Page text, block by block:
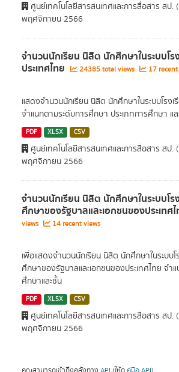
ศูนย์เทคโนโลยีสารสนเทศและการสื่อสาร สป.
พฤศจิกายน 2566
จำนวนนักเรียน นิสิต นักศึกษาในระบบโร
ประเทศไทย 24385 total views 17
แสดงจำนวนนักเรียน นิสิต นักศึกษาในระบบโรงเ
จำแนกตามระดับการศึกษา ประเภทการศึกษา แ
PDF XLSX CSV
ศูนย์เทคโนโลยีสารสนเทศและการสื่อสาร สป.
พฤศจิกายน 2566
จำนวนนักเรียน นิสิต นักศึกษาในระบบโร
ศึกษาของรัฐบาลและเอกชนของประเทศ
views
14 recent views
เพื่อแสดงจำนวนนักเรียน นิสิต นักศึกษาในระบบโ
ศึกษาของรัฐบาลและเอกชนของประเทศไทย จำ
ศึกษาและชั้น
PDF XLSX CSV
ศูนย์เทคโนโลยีสารสนเทศและการสื่อสาร สป.
พฤศจิกายน 2566